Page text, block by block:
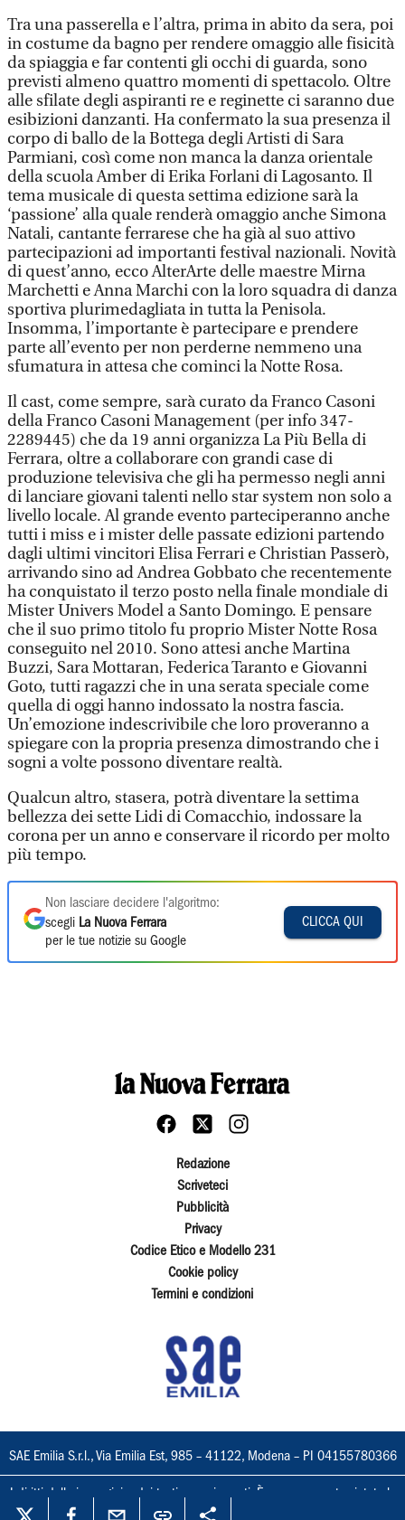
Tra una passerella e l’altra, prima in abito da sera, poi
in costume da bagno per rendere omaggio alle fisicità
da spiaggia e far contenti gli occhi di guarda, sono
previsti almeno quattro momenti di spettacolo. Oltre
alle sfilate degli aspiranti re e reginette ci saranno due
esibizioni danzanti. Ha confermato la sua presenza il
corpo di ballo de la Bottega degli Artisti di Sara
Parmiani, così come non manca la danza orientale
della scuola Amber di Erika Forlani di Lagosanto. Il
tema musicale di questa settima edizione sarà la
‘passione’ alla quale renderà omaggio anche Simona
Natali, cantante ferrarese che ha già al suo attivo
partecipazioni ad importanti festival nazionali. Novità
di quest’anno, ecco AlterArte delle maestre Mirna
Marchetti e Anna Marchi con la loro squadra di danza
sportiva plurimedagliata in tutta la Penisola.
Insomma, l’importante è partecipare e prendere
parte all’evento per non perderne nemmeno una
sfumatura in attesa che cominci la Notte Rosa.
Il cast, come sempre, sarà curato da Franco Casoni
della Franco Casoni Management (per info 347-
2289445) che da 19 anni organizza La Più Bella di
Ferrara, oltre a collaborare con grandi case di
produzione televisiva che gli ha permesso negli anni
di lanciare giovani talenti nello star system non solo a
livello locale. Al grande evento parteciperanno anche
tutti i miss e i mister delle passate edizioni partendo
dagli ultimi vincitori Elisa Ferrari e Christian Passerò,
arrivando sino ad Andrea Gobbato che recentemente
ha conquistato il terzo posto nella finale mondiale di
Mister Univers Model a Santo Domingo. E pensare
che il suo primo titolo fu proprio Mister Notte Rosa
conseguito nel 2010. Sono attesi anche Martina
Buzzi, Sara Mottaran, Federica Taranto e Giovanni
Goto, tutti ragazzi che in una serata speciale come
quella di oggi hanno indossato la nostra fascia.
Un’emozione indescrivibile che loro proveranno a
spiegare con la propria presenza dimostrando che i
sogni a volte possono diventare realtà.
Qualcun altro, stasera, potrà diventare la settima
bellezza dei sette Lidi di Comacchio, indossare la
corona per un anno e conservare il ricordo per molto
più tempo.
Non lasciare decidere l'algoritmo:
scegli La Nuova Ferrara
per le tue notizie su Google
CLICCA QUI
Redazione
Scriveteci
Pubblicità
Privacy
Codice Etico e Modello 231
Cookie policy
Termini e condizioni
SAE Emilia S.r.l., Via Emilia Est, 985 – 41122, Modena – PI 04155780366
I diritti delle immagini e dei testi sono riservati. È espressamente vietata la
loro riproduzione con qualsiasi mezzo e l'adattamento totale o parziale.